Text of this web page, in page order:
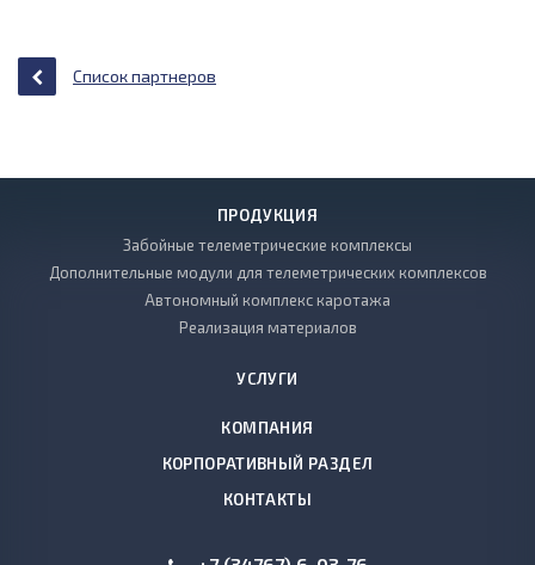
Список партнеров
ПРОДУКЦИЯ
Забойные телеметрические комплексы
Дополнительные модули для телеметрических комплексов
Автономный комплекс каротажа
Реализация материалов
УСЛУГИ
КОМПАНИЯ
КОРПОРАТИВНЫЙ РАЗДЕЛ
КОНТАКТЫ